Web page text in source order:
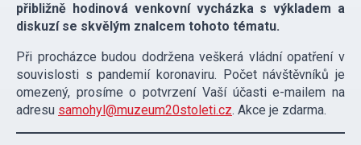
přibližně hodinová venkovní vycházka s výkladem a
diskuzí se skvělým znalcem tohoto tématu.
Při procházce budou dodržena veškerá vládní opatření v
souvislosti s pandemií koronaviru. Počet návštěvníků je
omezený, prosíme o potvrzení Vaší účasti e-mailem na
adresu samohyl@muzeum20stoleti.cz. Akce je zdarma.